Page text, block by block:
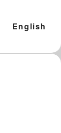
English